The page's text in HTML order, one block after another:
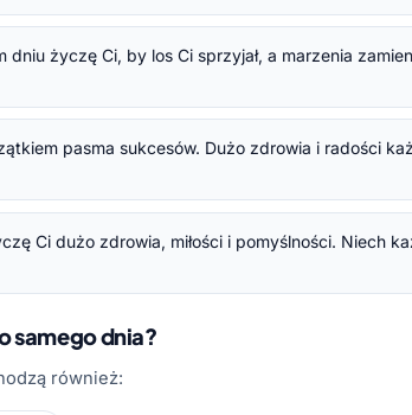
życzę Ci, by los Ci sprzyjał, a marzenia
pasma sukcesów. Dużo zdrowia i radości
Ci dużo zdrowia, miłości i pomyślności. Niech
samego dnia?
również: